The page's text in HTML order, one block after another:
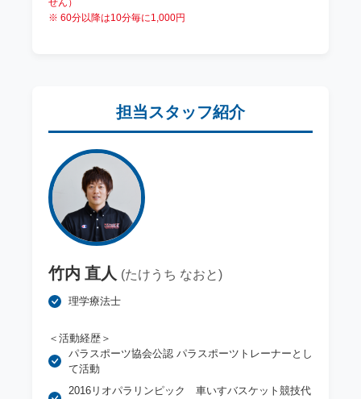
※ 60分以降は10分毎に1,000円
担当スタッフ紹介
竹内 直人 (たけうち なおと)
理学療法士
＜活動経歴＞
パラスポーツ協会公認 パラスポーツトレーナーとし
て活動
2016リオパラリンピック 車いすバスケット競技代